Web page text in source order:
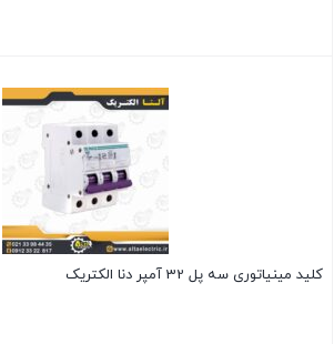
کلید مینیاتوری سه پل 32 آمپر دنا الکتریک